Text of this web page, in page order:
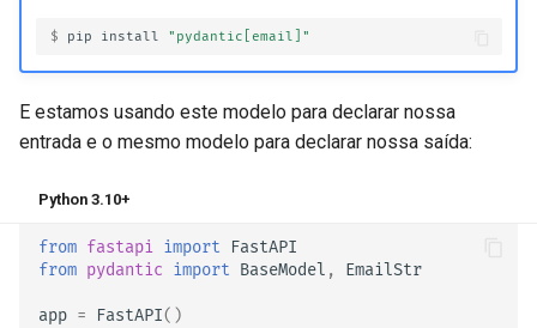
$ pip install "pydantic[email]"
E estamos usando este modelo para declarar nossa
entrada e o mesmo modelo para declarar nossa saída:
Python 3.10+
from fastapi import
FastAPI
from pydantic import BaseModel , EmailStr
app = FastAPI()